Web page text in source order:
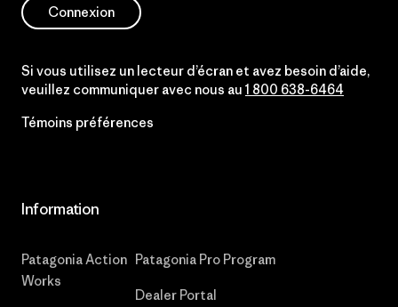
Connexion
Si vous utilisez un lecteur d’écran et avez besoin d’aide,
veuillez communiquer avec nous au 1 800 638-6464
Témoins préférences
Information
Patagonia Action
Works
Patagonia Pro Program
Dealer Portal